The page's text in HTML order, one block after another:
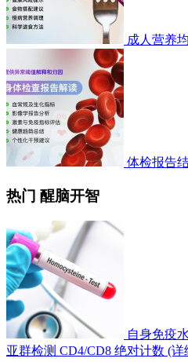
成人营养
体检报告
热门 醒脑开智
自身免疫
亚群检测 CD4/CD8 绝对计数 (